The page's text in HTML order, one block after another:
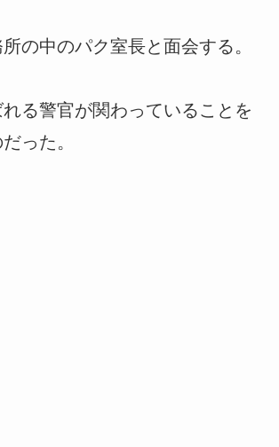
の中のパク室長と面会する。
れる警官が関わっていることを
った。